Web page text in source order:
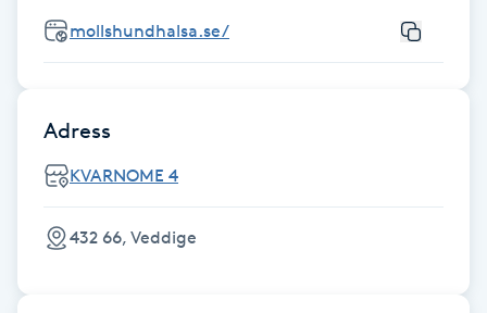
Frekvensterapi
Friskvård
Friskvårdsmassage
Frisör
mollshundhalsa.se/
Adress
KVARNOME 4
432 66, Veddige